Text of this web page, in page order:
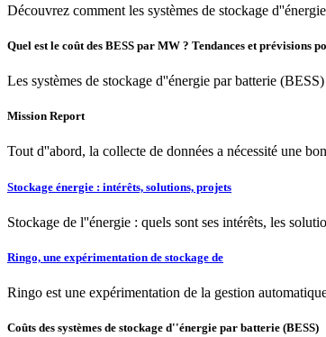
Découvrez comment les systèmes de stockage
Quel est le coût des BESS par MW ? Tendances et prévisions
Les systèmes de stockage d''énergie par batterie
Mission Report
Tout d''abord, la collecte de données a nécessité une
Stockage énergie : intérêts, solutions, projets
Stockage de l''énergie : quels sont ses intérêts, les
Ringo, une expérimentation de stockage de
Ringo est une expérimentation de la gestion
Coûts des systèmes de stockage d''énergie par batterie (BESS)